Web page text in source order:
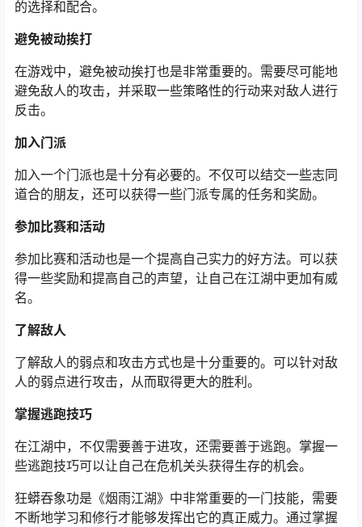
的选择和配合。
避免被动挨打
在游戏中，避免被动挨打也是非常重要的。需要尽可能地
避免敌人的攻击，并采取一些策略性的行动来对敌人进行
反击。
加入门派
加入一个门派也是十分有必要的。不仅可以结交一些志同
道合的朋友，还可以获得一些门派专属的任务和奖励。
参加比赛和活动
参加比赛和活动也是一个提高自己实力的好方法。可以获
得一些奖励和提高自己的声望，让自己在江湖中更加有威
名。
了解敌人
了解敌人的弱点和攻击方式也是十分重要的。可以针对敌
人的弱点进行攻击，从而取得更大的胜利。
掌握逃跑技巧
在江湖中，不仅需要善于进攻，还需要善于逃跑。掌握一
些逃跑技巧可以让自己在危机关头获得生存的机会。
狂蟒吞象功是《烟雨江湖》中非常重要的一门技能，需要
不断地学习和修行才能够发挥出它的真正威力。通过掌握